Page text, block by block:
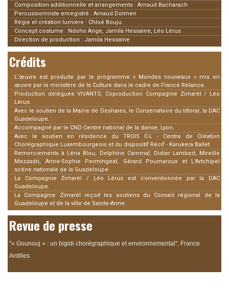
Composition additionnelle et arrangements : Arnaud Bacharach
Percussionniste enregistré : Arnaud Dolmen
Régie et création lumière : Chloé Bouju
Concept costume : Ndoho Ange, Jamila Hessaïne, Léo Lérus
Direction de production : Jamila Hessaïne
Crédits
L’œuvre est produite par le programme « Mondes nouveaux » mis en
œuvre par le ministère de la Culture dans le cadre de France Relance.
Production déléguée VIVANTO, Coproduction Compagnie Zimarèl / Léo
Lérus.
Avec le soutien de la Mairie de Deshaies, le Conservatoire du littoral, la DAC
Guadeloupe.
Accompagné par le CND Centre national de la danse, Lyon.
Avec le soutien en résidence du TROIS C-L - Centre de Création
Chorégraphique Luxembourgeois et du dispositif Récif - Karukera Ballet
Remerciements à Léna Blou, Delphine Cammal, Didier Lambert, Mireille
Mezzadri, Anne-Sophie Permingeat, Gérard Poumaroux et L'Artchipel
scène nationale de la Guadeloupe.
La Compagnie Zimarèl / Léo Lérus est conventionnée par la DAC
Guadeloupe.
La Compagnie Zimarèl reçoit les soutiens du Conseil régional de la
Guadeloupe et de la ville de Sainte-Anne.
Revue de presse
"« Gounouj » : un bigidi chorégraphique et environnemental", France
Antilles